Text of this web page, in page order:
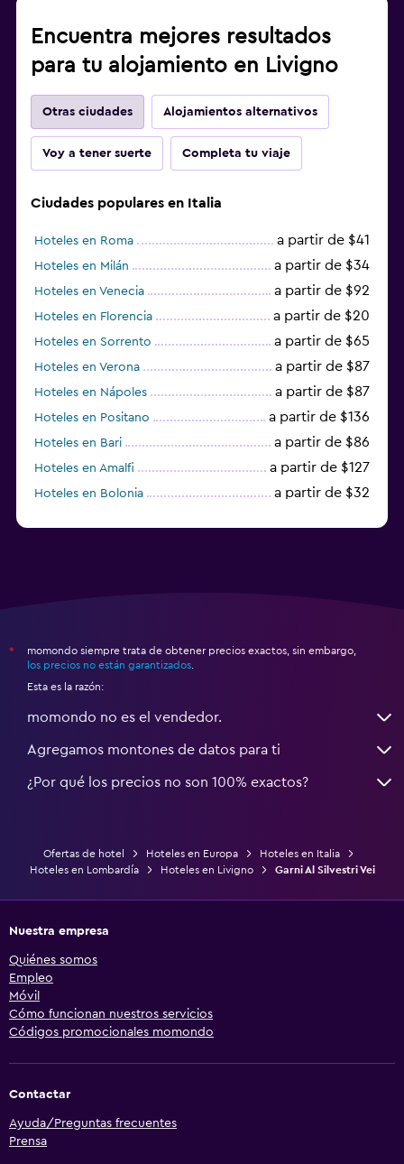
Encuentra mejores resultados
para tu alojamiento en Livigno
Otras ciudades Alojamientos alternativos
Voy a tener suerte Completa tu viaje
Ciudades populares en Italia
Hoteles en Roma a partir de $41
Hoteles en Milán a partir de $34
Hoteles en Venecia a partir de $92
Hoteles en Florencia a partir de $20
Hoteles en Sorrento a partir de $65
Hoteles en Verona a partir de $87
Hoteles en Nápoles a partir de $87
Hoteles en Positano a partir de $136
Hoteles en Bari a partir de $86
Hoteles en Amalfi a partir de $127
Hoteles en Bolonia a partir de $32
*
momondo siempre trata de obtener precios exactos, sin embargo,
los precios no están garantizados
Esta es la razón:
momondo no es el vendedor.
Agregamos montones de datos para ti
¿Por qué los precios no son 100% exactos?
Ofertas de hotel Hoteles en Europa
Hoteles en Italia
Hoteles en Lombardía
Hoteles en Livigno Garni Al Silvestri Vei
Nuestra empresa
Quiénes somos
Empleo
Móvil
Cómo funcionan nuestros servicios
Códigos promocionales momondo
Contactar
Ayuda/Preguntas frecuentes
Prensa